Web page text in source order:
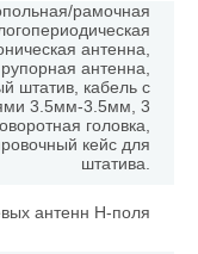
рамочная
антенна,
антенна,
штатив, кабель с
3.5мм-3.5мм, 3
головка,
кейс для
штатива.
антенн H-поля